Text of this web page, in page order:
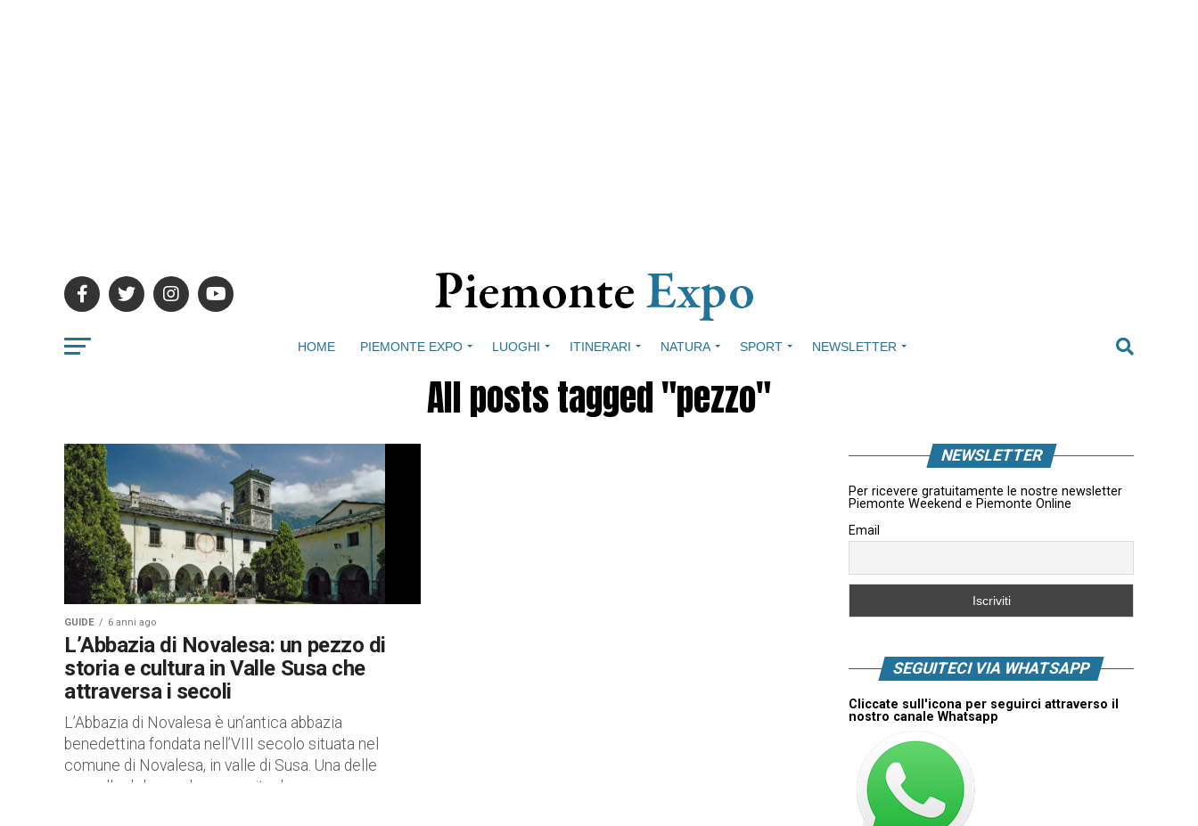
HOME PIEMONTE EXPO LUOGHI ITINERARI NATURA SPORT NEWSLETTER
All posts tagged "pezzo"
GUIDE 6 anni ago
L’Abbazia di Novalesa: un pezzo di
storia e cultura in Valle Susa che
attraversa i secoli
L’Abbazia di Novalesa è un’antica abbazia
benedettina fondata nell’VIII secolo situata nel
comune di Novalesa, in valle di Susa. Una delle
cappelle del complesso ospita due...
NEWSLETTER
Per ricevere gratuitamente le nostre newsletter
Piemonte Weekend e Piemonte Online
Email
SEGUITECI VIA WHATSAPP
Cliccate sull'icona per seguirci attraverso il
nostro canale Whatsapp